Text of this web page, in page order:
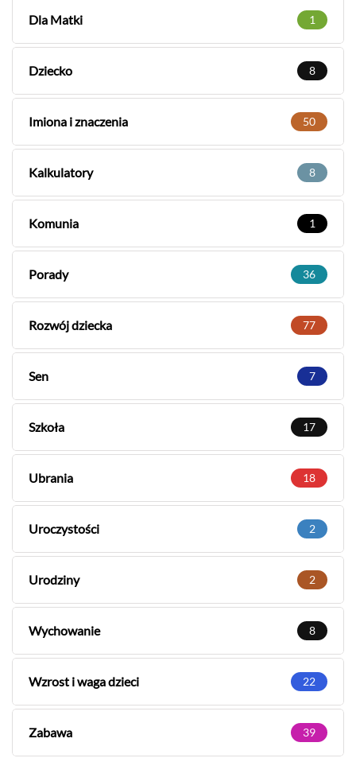
Dla Matki 1
Dziecko 8
Imiona i znaczenia 50
Kalkulatory 8
Komunia 1
Porady 36
Rozwój dziecka 77
Sen 7
Szkoła 17
Ubrania 18
Uroczystości 2
Urodziny 2
Wychowanie 8
Wzrost i waga dzieci 22
Zabawa 39